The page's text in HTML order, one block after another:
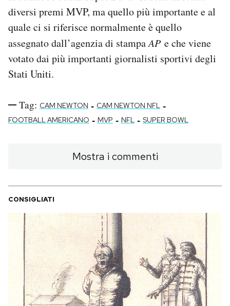
diversi premi MVP, ma quello più importante e al
quale ci si riferisce normalmente è quello
assegnato dall’agenzia di stampaAP e che viene
votato dai più importanti giornalisti sportivi degli
Stati Uniti.
Tag: CAM NEWTON - CAM NEWTON NFL -
FOOTBALL AMERICANO - MVP - NFL - SUPER BOWL
Mostra i commenti
CONSIGLIATI